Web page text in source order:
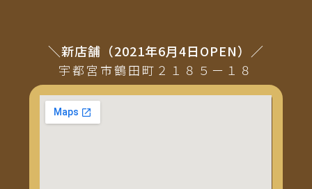
＼新店舗（2021年6月4日OPEN）／
宇都宮市鶴田町２１８５ー１８